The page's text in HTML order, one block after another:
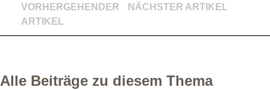
VORHERGEHENDER
ARTIKEL
NÄCHSTER ARTIKEL
Alle Beiträge zu diesem Thema